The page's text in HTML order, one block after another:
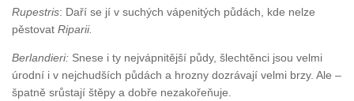
Rupestris: Daří se jí v suchých vápenitých půdách, kde nelze
pěstovat Riparii.
Berlandieri: Snese i ty nejvápnitější půdy, šlechtěnci jsou velmi
úrodní i v nejchudších půdách a hrozny dozrávají velmi brzy. Ale –
špatně srůstají štěpy a dobře nezakořeňuje.